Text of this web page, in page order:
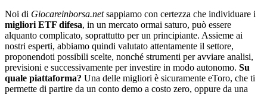
Noi di Giocareinborsa.netsappiamo con certezza che individuare i
migliori ETF difesa, in un mercato ormai saturo, può essere
alquanto complicato, soprattutto per un principiante. Assieme ai
nostri esperti, abbiamo quindi valutato attentamente il settore,
proponendoti possibili scelte, nonché strumenti per avviare analisi,
previsioni e successivamente per investire in modo autonomo. Su
quale piattaforma? Una delle migliori è sicuramente eToro, che ti
permette di partire da un conto demo a costo zero, oppure da una